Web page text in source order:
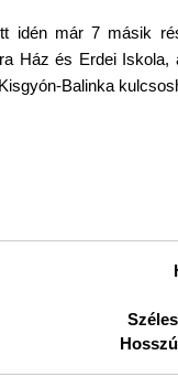
idén már 7 másik
Ház és Erdei
Balinka